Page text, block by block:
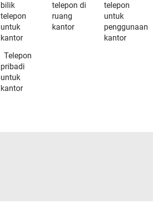
bilik
telepon
untuk
kantor
telepon di
ruang
kantor
telepon
untuk
penggunaan
kantor
Telepon
pribadi
untuk
kantor